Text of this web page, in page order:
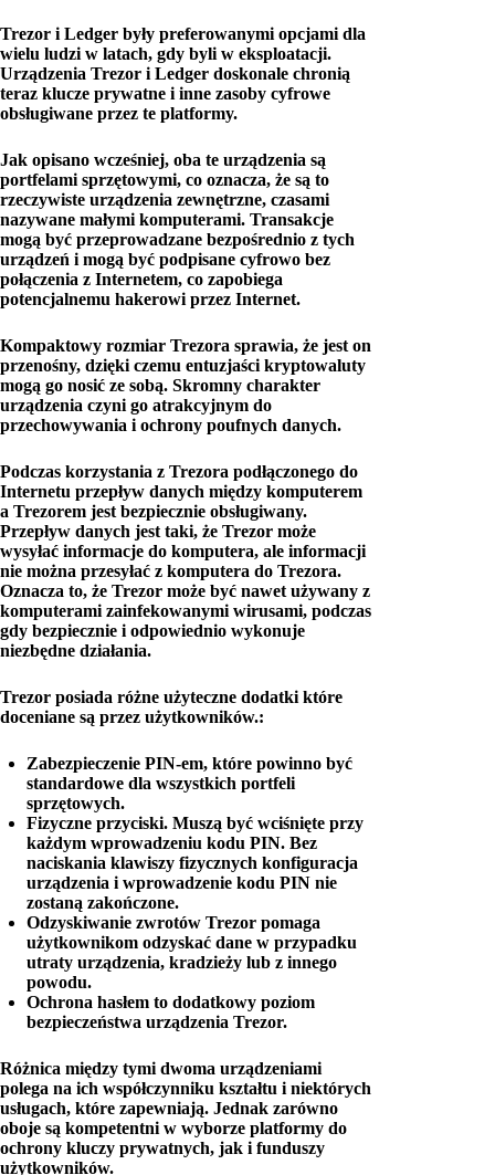
Trezor i Ledger były preferowanymi opcjami dla
wielu ludzi w latach, gdy byli w eksploatacji.
Urządzenia Trezor i Ledger doskonale chronią
teraz klucze prywatne i inne zasoby cyfrowe
obsługiwane przez te platformy.
Jak opisano wcześniej, oba te urządzenia są
portfelami sprzętowymi, co oznacza, że ​​są to
rzeczywiste urządzenia zewnętrzne, czasami
nazywane małymi komputerami. Transakcje
mogą być przeprowadzane bezpośrednio z tych
urządzeń i mogą być podpisane cyfrowo bez
połączenia z Internetem, co zapobiega
potencjalnemu hakerowi przez Internet.
Kompaktowy rozmiar Trezora sprawia, że ​​jest on
przenośny, dzięki czemu entuzjaści kryptowaluty
mogą go nosić ze sobą. Skromny charakter
urządzenia czyni go atrakcyjnym do
przechowywania i ochrony poufnych danych.
Podczas korzystania z Trezora podłączonego do
Internetu przepływ danych między komputerem
a Trezorem jest bezpiecznie obsługiwany.
Przepływ danych jest taki, że Trezor może
wysyłać informacje do komputera, ale informacji
nie można przesyłać z komputera do Trezora.
Oznacza to, że Trezor może być nawet używany z
komputerami zainfekowanymi wirusami, podczas
gdy bezpiecznie i odpowiednio wykonuje
niezbędne działania.
Trezor posiada różne użyteczne dodatki które
doceniane są przez użytkowników.:
Zabezpieczenie PIN-em, które powinno być
standardowe dla wszystkich portfeli
sprzętowych.
Fizyczne przyciski. Muszą być wciśnięte przy
każdym wprowadzeniu kodu PIN. Bez
naciskania klawiszy fizycznych konfiguracja
urządzenia i wprowadzenie kodu PIN nie
zostaną zakończone.
Odzyskiwanie zwrotów Trezor pomaga
użytkownikom odzyskać dane w przypadku
utraty urządzenia, kradzieży lub z innego
powodu.
Ochrona hasłem to dodatkowy poziom
bezpieczeństwa urządzenia Trezor.
Różnica między tymi dwoma urządzeniami
polega na ich współczynniku kształtu i niektórych
usługach, które zapewniają. Jednak zarówno
oboje są kompetentni w wyborze platformy do
ochrony kluczy prywatnych, jak i funduszy
użytkowników.